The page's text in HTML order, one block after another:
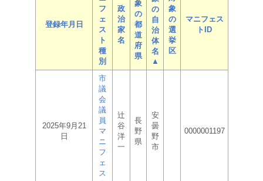
登録年月日
フ
ェ
ス
ト
種
別
政
治
家
名
象
の
都
道
府
県
の
自
治
体
名
▲
象
の
選
挙
区
マニフェス
トID
2025年9月21
日
市
議
会
議
員
マ
ニ
フ
ェ
ス
辻
谷
洋
一
長
野
県
安
曇
野
市
0000001197